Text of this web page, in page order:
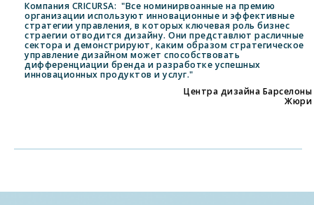
Компания CRICURSA: "Все номинирвоанные на премию
организации используют инновационные и эффективные
стратегии управления, в которых ключевая роль бизнес
страегии отводится дизайну. Они представлют расличные
сектора и демонстрируют, каким образом стратегическое
управление дизайном может способствовать
дифференциации бренда и разработке успешных
инновационных продуктов и услуг."
Центра дизайна Барселоны
Жюри